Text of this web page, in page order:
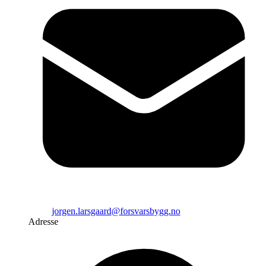
jorgen.larsgaard@forsvarsbygg.no
Adresse